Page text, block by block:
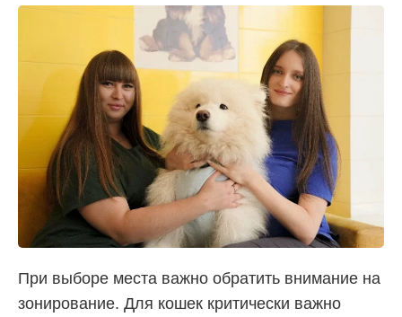
При выборе места важно обратить внимание на
зонирование. Для кошек критически важно